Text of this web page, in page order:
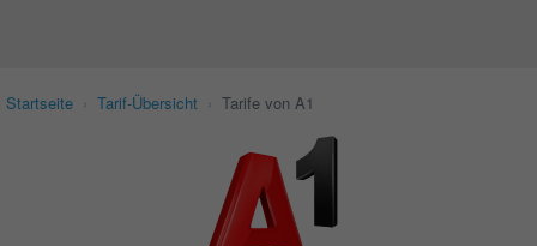
Startseite Tarif-Übersicht Tarife von A1